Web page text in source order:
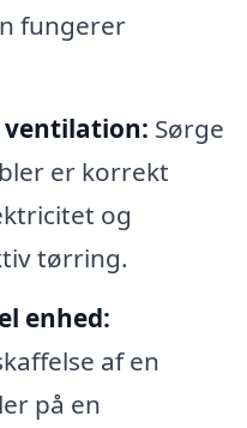
fungerer
ventilation: Sørge
er korrekt
og
tørring.
enhed:
af en
på en